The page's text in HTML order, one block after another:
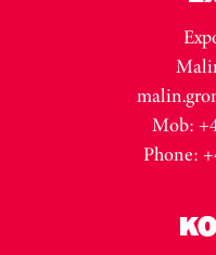
Mob:
Phone: